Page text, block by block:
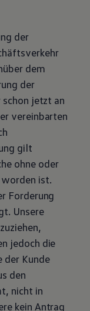
der
dem
der
jetzt an
vereinbarten
gilt
ohne oder
ist.
Forderung
Unsere
jedoch die
der Kunde
den
nicht in
kein Antrag